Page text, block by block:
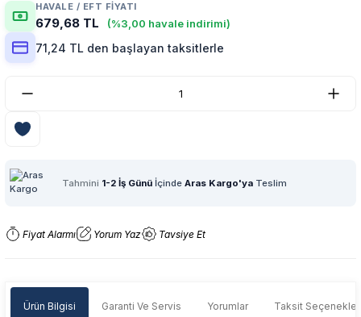
HAVALE / EFT FIYATI
679,68 TL (%3,00 havale indirimi)
71,24 TL den başlayan taksitlerle
Tahmini 1-2 İş Günü İçinde Aras Kargo'ya Teslim
Fiyat Alarmı Yorum Yaz Tavsiye Et
Ürün Bilgisi Garanti Ve Servis Yorumlar Taksit